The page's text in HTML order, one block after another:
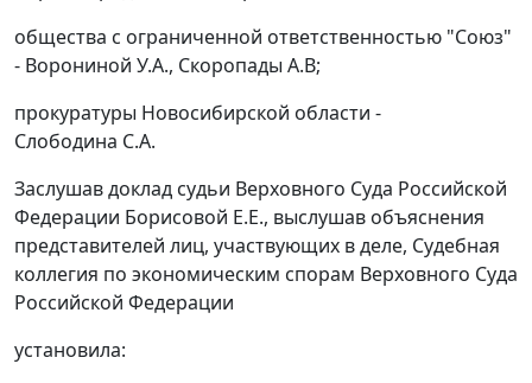
общества с ограниченной ответственностью "Союз"
- Ворониной У.А., Скоропады А.В;
прокуратуры Новосибирской области -
Слободина С.А.
Заслушав доклад судьи Верховного Суда Российской
Федерации Борисовой Е.Е., выслушав объяснения
представителей лиц, участвующих в деле, Судебная
коллегия по экономическим спорам Верховного Суда
Российской Федерации
установила: